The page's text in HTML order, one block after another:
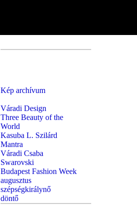
Kép archívum
Váradi Design
Three Beauty of the
World
Kasuba L. Szilárd
Mantra
Váradi Csaba
Swarovski
Budapest Fashion Week
augusztus
szépségkirálynő
döntő